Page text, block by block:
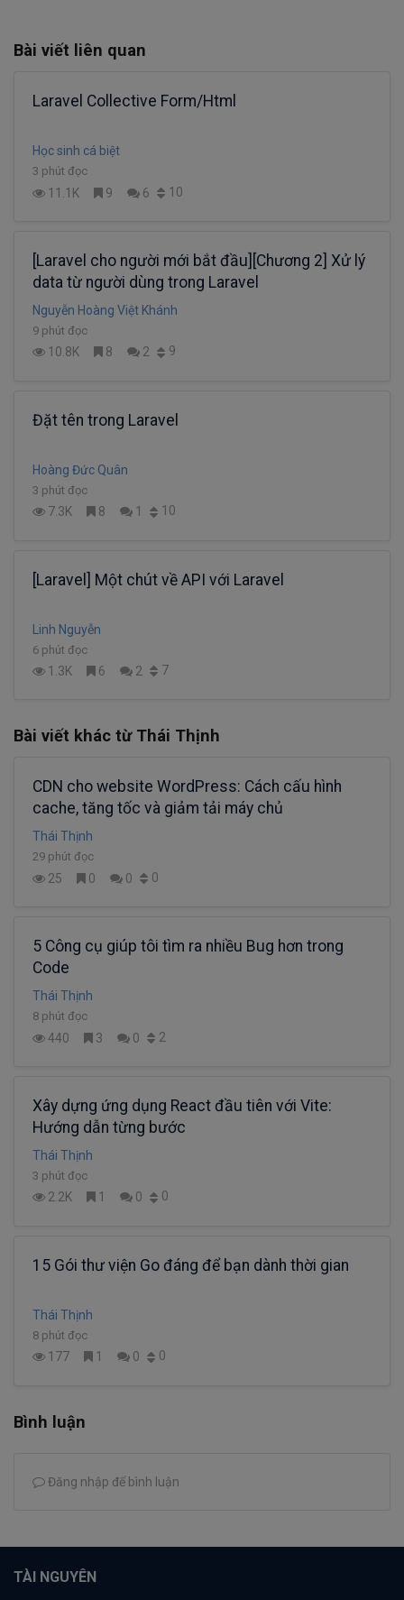
Bài viết liên quan
Laravel Collective Form/Html
Học sinh cá biệt
3 phút đọc
11.1K 9 6 10
[Laravel cho người mới bắt đầu][Chương 2] Xử lý
data từ người dùng trong Laravel
Nguyễn Hoàng Việt Khánh
9 phút đọc
10.8K 8 2 9
Đặt tên trong Laravel
Hoàng Đức Quân
3 phút đọc
7.3K 8 1 10
[Laravel] Một chút về API với Laravel
Linh Nguyễn
6 phút đọc
1.3K 6 2 7
Bài viết khác từ Thái Thịnh
CDN cho website WordPress: Cách cấu hình
cache, tăng tốc và giảm tải máy chủ
Thái Thịnh
29 phút đọc
25 0 0 0
5 Công cụ giúp tôi tìm ra nhiều Bug hơn trong
Code
Thái Thịnh
8 phút đọc
440 3 0 2
Xây dựng ứng dụng React đầu tiên với Vite:
Hướng dẫn từng bước
Thái Thịnh
3 phút đọc
2.2K 1 0 0
15 Gói thư viện Go đáng để bạn dành thời gian
Thái Thịnh
8 phút đọc
177 1 0 0
Bình luận
Đăng nhập để bình luận
TÀI NGUYÊN